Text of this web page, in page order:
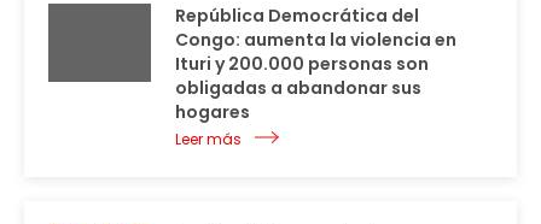
República Democrática del
Congo: aumenta la violencia en
Ituri y 200.000 personas son
obligadas a abandonar sus
hogares
Leer más